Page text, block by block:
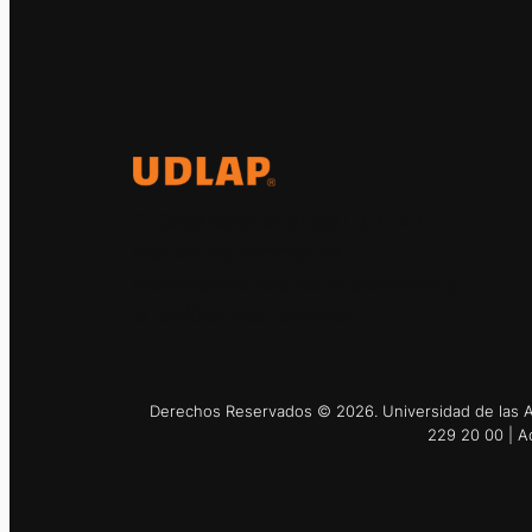
Derechos Reservados © 2026. Universidad de las
229 20 00 |